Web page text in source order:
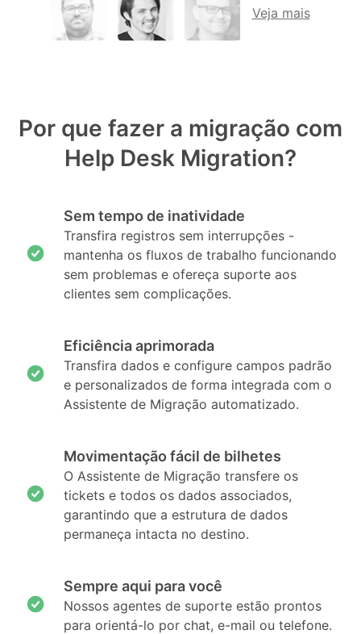
Veja mais
Por que fazer a migração com
Help Desk Migration?
Sem tempo de inatividade
Transfira registros sem interrupções -
mantenha os fluxos de trabalho funcionando
sem problemas e ofereça suporte aos
clientes sem complicações.
Eficiência aprimorada
Transfira dados e configure campos padrão
e personalizados de forma integrada com o
Assistente de Migração automatizado.
Movimentação fácil de bilhetes
O Assistente de Migração transfere os
tickets e todos os dados associados,
garantindo que a estrutura de dados
permaneça intacta no destino.
Sempre aqui para você
Nossos agentes de suporte estão prontos
para orientá-lo por chat, e-mail ou telefone.